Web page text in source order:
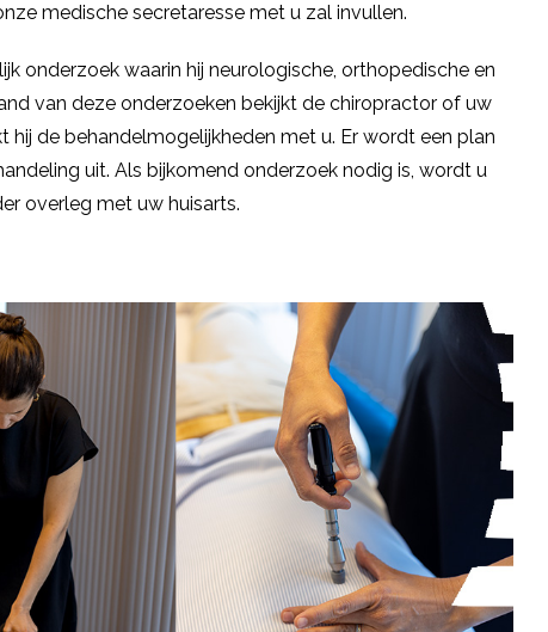
medische secretaresse met u zal invullen.
onderzoek waarin hij neurologische, orthopedische en
van deze onderzoeken bekijkt de chiropractor of uw
de behandelmogelijkheden met u. Er wordt een plan
uit. Als bijkomend onderzoek nodig is, wordt u
overleg met uw huisarts.